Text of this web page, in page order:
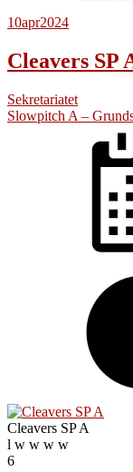
10apr2024
Cleavers SP
Sekretariatet
Slowpitch A –
Cleavers SP A
l w w w w
6